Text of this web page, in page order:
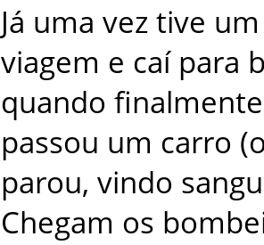
Já uma vez tive um
viagem e caí para
quando finalmente
passou um carro (
parou, vindo
Chegam os